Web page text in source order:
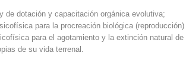
de dotación y capacitación orgánica evolutiva;
para la procreación biológica (reproducción)
para el agotamiento y la extinción natural
de su vida terrenal.